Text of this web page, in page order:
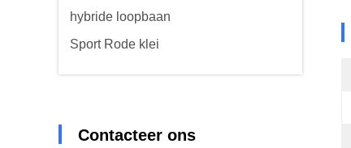
hybride loopbaan
Sport Rode klei
Contacteer ons